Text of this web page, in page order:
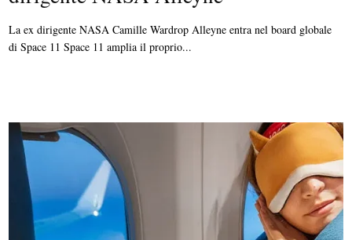
La ex dirigente NASA Camille Wardrop Alleyne entra nel board globale
di Space 11 Space 11 amplia il proprio...